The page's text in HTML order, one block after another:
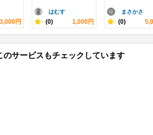
3,000円
はむす
- (0) 1,000円
まさかさ
- (0)
サービスもチェックしています